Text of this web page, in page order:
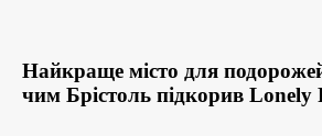
Найкраще місто для
чим Брістоль підкорив Lonely